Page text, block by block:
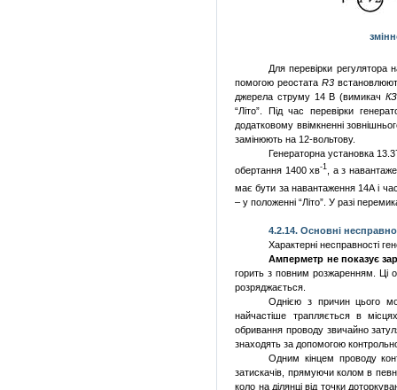
Для перевірки регулятора
помогою реостатаR3
джерела струму 14 В (вимикач КЗ
“Літо”. Під час перевірки
додатковому ввімкненні
замінюють на 12-вольтову.
Генераторна установка
обертання 1400 хв-1, а з
має бути за навантаження 14А і
– у положенні “Літо”. У разі
4.2.14. Основні
Характерні несправності
Амперметр не показує
горить з повним розжаренням. Ці
розряджається.
Однією з причин цього
найчастіше трапляється в
обривання проводу звичайно
знаходять за допомогою
Одним кінцем проводу
затискачів, прямуючи колом в
коло на ділянці від точки